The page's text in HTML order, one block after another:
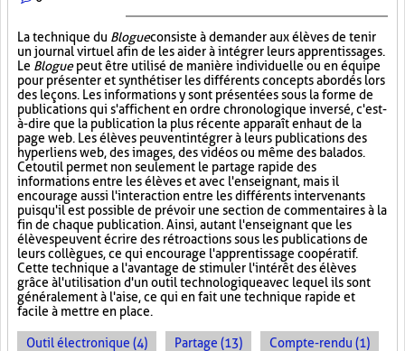
La technique du Blogueconsiste à demander aux élèves de tenir
un journal virtuel afin de les aider à intégrer leurs apprentissages.
Le Bloguepeut être utilisé de manière individuelle ou en équipe
pour présenter et synthétiser les différents concepts abordés lors
des leçons. Les informations y sont présentées sous la forme de
publications qui s'affichent en ordre chronologique inversé, c'est-
à-dire que la publication la plus récente apparaît en haut de la
page web. Les élèves peuvent intégrer à leurs publications des
hyperliens web, des images, des vidéos ou même des balados.
Cet outil permet non seulement le partage rapide des
informations entre les élèves et avec l'enseignant, mais il
encourage aussi l'interaction entre les différents intervenants
puisqu'il est possible de prévoir une section de commentaires à la
fin de chaque publication. Ainsi, autant l'enseignant que les
élèves peuvent écrire des rétroactions sous les publications de
leurs collègues, ce qui encourage l'apprentissage coopératif.
Cette technique a l'avantage de stimuler l'intérêt des élèves
grâce à l'utilisation d'un outil technologique avec lequel ils sont
généralement à l'aise, ce qui en fait une technique rapide et
facile à mettre en place.
Outil électronique (4) Partage (13) Compte-rendu (1)